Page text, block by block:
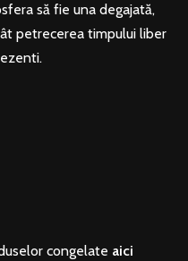
să fie una degajată,
petrecerea timpului liber
congelate aici